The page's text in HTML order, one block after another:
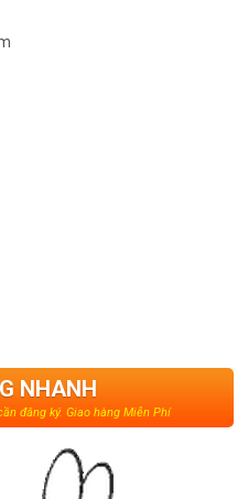
NHANH
đăng ký. Giao hàng Miễn Phí